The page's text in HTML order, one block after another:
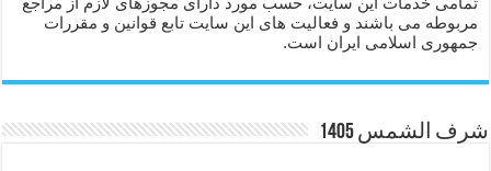
مربوطه می باشند و فعالیت های این سایت تابع قوانین و مقررات
جمهوری اسلامی ایران است.
شرف الشمس 1405